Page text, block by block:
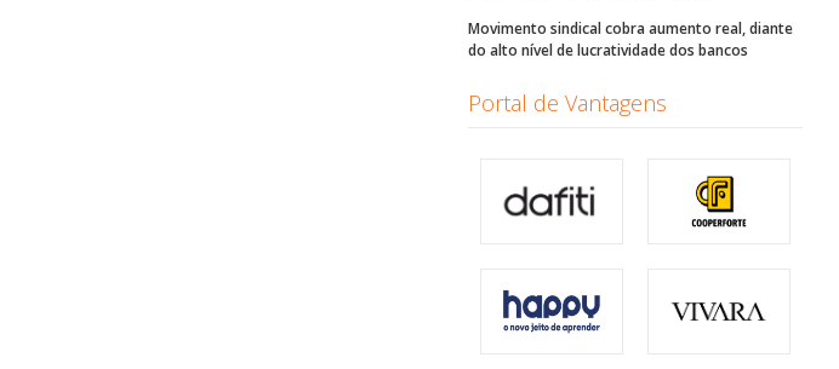
Movimento sindical cobra aumento real, diante
do alto nível de lucratividade dos bancos
Portal de Vantagens